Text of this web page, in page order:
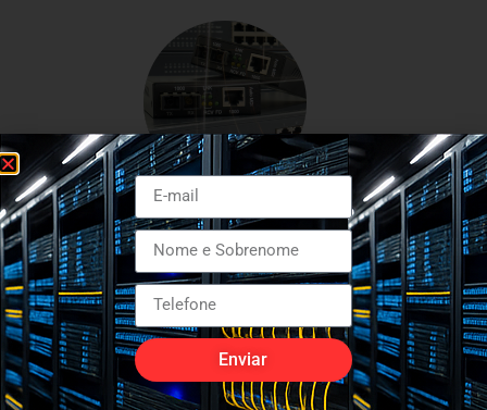
Enviar